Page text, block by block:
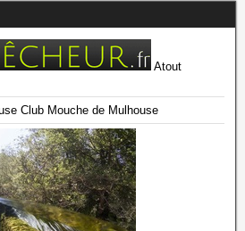
Atout
Club Mouche de Mulhouse